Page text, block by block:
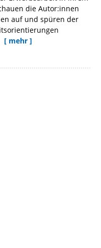
die Autor:innen
auf und spüren der
[ mehr ]